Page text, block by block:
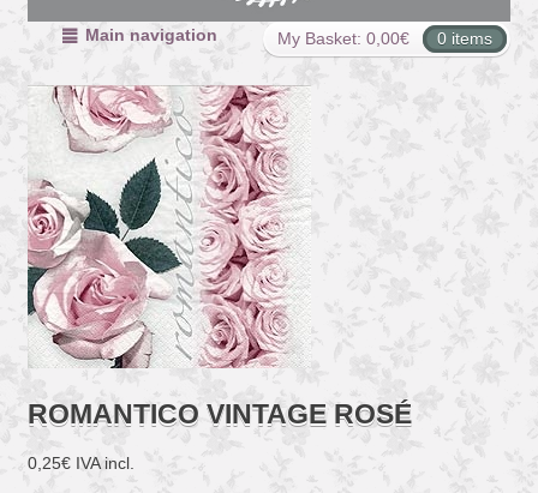
My Basket: 0,00€ 0 items
Main navigation
ROMANTICO VINTAGE ROSÉ
0,25€ IVA incl.